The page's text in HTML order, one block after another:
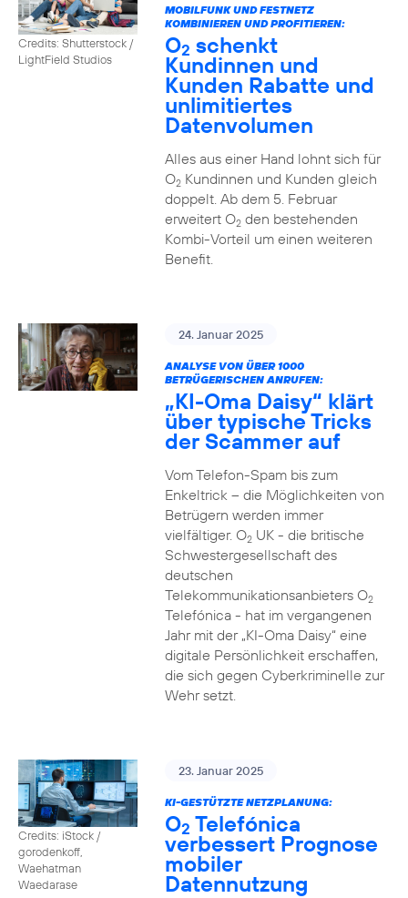
Credits: Shutterstock /
LightField Studios
MOBILFUNK UND FESTNETZ
KOMBINIEREN UND PROFITIEREN:
O2 schenkt
Kundinnen und
Kunden Rabatte und
unlimitiertes
Datenvolumen
Alles aus einer Hand lohnt sich für
O2Kundinnen und Kunden gleich
doppelt. Ab dem 5. Februar
erweitert O2den bestehenden
Kombi-Vorteil um einen weiteren
Benefit.
24. Januar 2025
ANALYSE VON ÜBER 1000
BETRÜGERISCHEN ANRUFEN:
„KI-Oma Daisy“ klärt
über typische Tricks
der Scammer auf
Vom Telefon-Spam bis zum
Enkeltrick – die Möglichkeiten von
Betrügern werden immer
vielfältiger. O2UK - die britische
Schwestergesellschaft des
deutschen
Telekommunikationsanbieters O2
Telefónica - hat im vergangenen
Jahr mit der „KI-Oma Daisy“ eine
digitale Persönlichkeit erschaffen,
die sich gegen Cyberkriminelle zur
Wehr setzt.
Credits: iStock /
gorodenkoff,
Waehatman
Waedarase
23. Januar 2025
KI-GESTÜTZTE NETZPLANUNG:
O2 Telefónica
verbessert Prognose
mobiler
Datennutzung